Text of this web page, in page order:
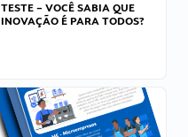
TESTE – VOCÊ SABIA QUE
INOVAÇÃO É PARA TODOS?